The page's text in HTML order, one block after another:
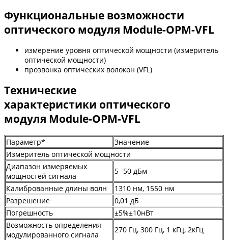
Функциональные возможности
оптического модуля Module-OPM-VFL
измерение уровня оптической мощности (измеритель
оптической мощности)
прозвонка оптических волокон (VFL)
Технические
характеристики оптического
модуля Module-OPM-VFL
Параметр*
Значение
Измеритель оптической мощности
Диапазон измеряемых
мощностей сигнала
5 -50 дБм
Калиброванные длины волн
1310 нм, 1550 нм
Разрешение
0,01 дБ
Погрешность
±5%±10нВт
Возможность определения
модулированного сигнала
270 Гц, 300 Гц, 1 кГц, 2кГц